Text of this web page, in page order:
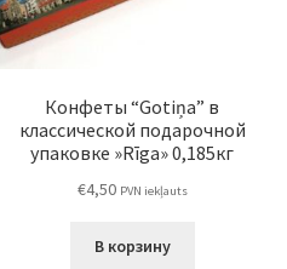
Конфеты “Gotiņa” в
классической подарочной
упаковке »Rīga» 0,185кг
€4,50 PVN iekļauts
В корзину